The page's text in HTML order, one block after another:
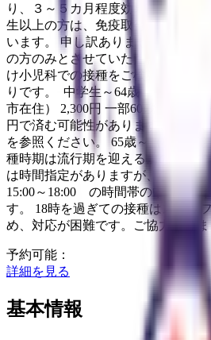
り、３～５カ月程度効果が持続す
生以上の方は、免疫取得率が高く
います。 申し訳ありませんが、当
の方のみとさせていただきます。
け小児科での接種をご検討くださ
りです。 中学生～64歳
市在住） 2,300円 一部60歳～65歳
円で済む可能性があります。詳し
を参照ください。 65歳～（横
種時期は流行期を迎える前の11月
は時間指定がありますが、ご来院
15:00～18:00 の時間帯の中でご都
す。 18時を過ぎての接種はスタッ
め、対応が困難です。ご協力頂けま
予約可能：
詳細を見る
基本情報